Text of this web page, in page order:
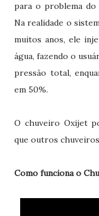
para o problema do
Na realidade o
muitos anos, ele
água, fazendo o
pressão total,
em 50%.
O chuveiro Oxijet
que outros
Como funciona o